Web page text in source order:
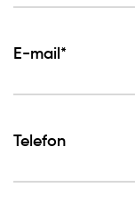
E-mail*
Telefon